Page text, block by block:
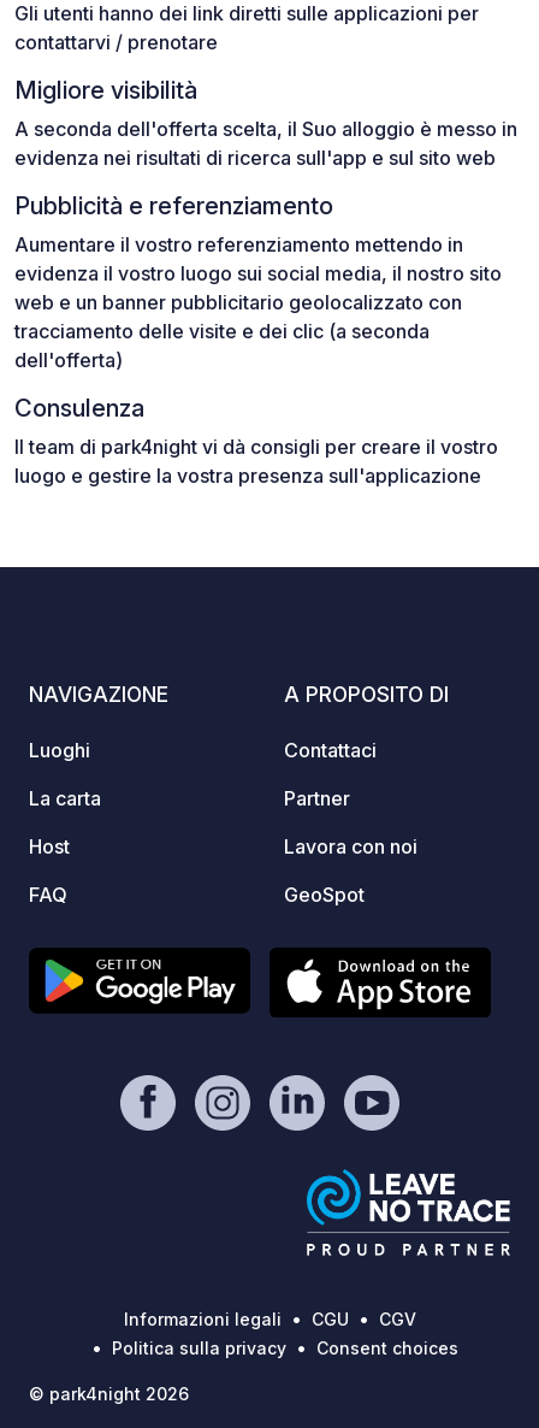
Gli utenti hanno dei link diretti sulle applicazioni per
contattarvi / prenotare
Migliore visibilità
A seconda dell'offerta scelta, il Suo alloggio è messo in
evidenza nei risultati di ricerca sull'app e sul sito web
Pubblicità e referenziamento
Aumentare il vostro referenziamento mettendo in
evidenza il vostro luogo sui social media, il nostro sito
web e un banner pubblicitario geolocalizzato con
tracciamento delle visite e dei clic (a seconda
dell'offerta)
Consulenza
Il team di park4night vi dà consigli per creare il vostro
luogo e gestire la vostra presenza sull'applicazione
NAVIGAZIONE
Luoghi
La carta
Host
FAQ
A PROPOSITO DI
Contattaci
Partner
Lavora con noi
GeoSpot
Informazioni legali CGU
CGV
Politica sulla privacy
Consent choices
© park4night 2026